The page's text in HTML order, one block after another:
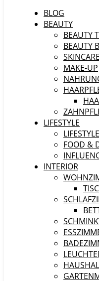
BLOG
BEAUTY
BEAUTY
BEAUTY
SKINCARE
MAKE-UP
LIFESTYLE
FOOD &
INTERIOR